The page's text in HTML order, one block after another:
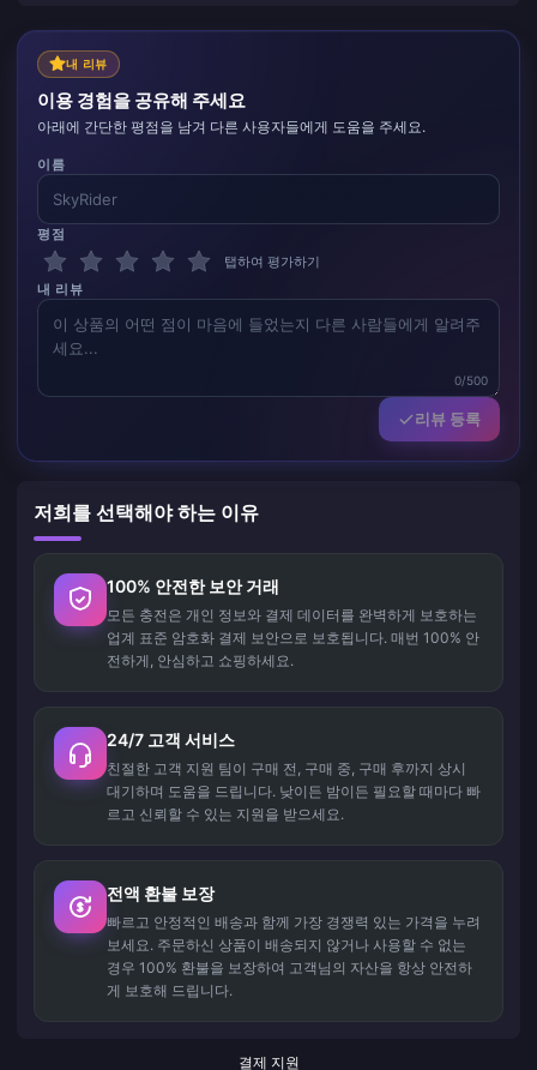
내 리뷰
이용 경험을 공유해 주세요
아래에 간단한 평점을 남겨 다른 사용자들에게 도움을 주세요.
이름
평점
탭하여 평가하기
내 리뷰
0/500
리뷰 등록
저희를 선택해야 하는 이유
100% 안전한 보안 거래
모든 충전은 개인 정보와 결제 데이터를 완벽하게 보호하는
업계 표준 암호화 결제 보안으로 보호됩니다. 매번 100% 안
전하게, 안심하고 쇼핑하세요.
24/7 고객 서비스
친절한 고객 지원 팀이 구매 전, 구매 중, 구매 후까지 상시
대기하며 도움을 드립니다. 낮이든 밤이든 필요할 때마다 빠
르고 신뢰할 수 있는 지원을 받으세요.
전액 환불 보장
빠르고 안정적인 배송과 함께 가장 경쟁력 있는 가격을 누려
보세요. 주문하신 상품이 배송되지 않거나 사용할 수 없는
경우 100% 환불을 보장하여 고객님의 자산을 항상 안전하
게 보호해 드립니다.
결제 지원